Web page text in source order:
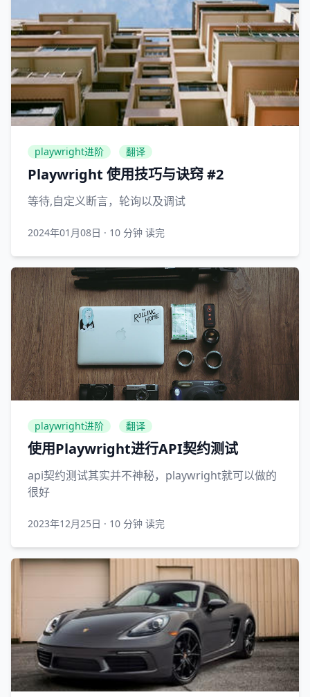
playwright进阶 翻译
Playwright 使用技巧与诀窍 #2
等待,自定义断言，轮询以及调试
2024年01月08日 · 10 分钟 读完
playwright进阶 翻译
使用Playwright进行API契约测试
api契约测试其实并不神秘，playwright就可以做的
很好
2023年12月25日 · 10 分钟 读完